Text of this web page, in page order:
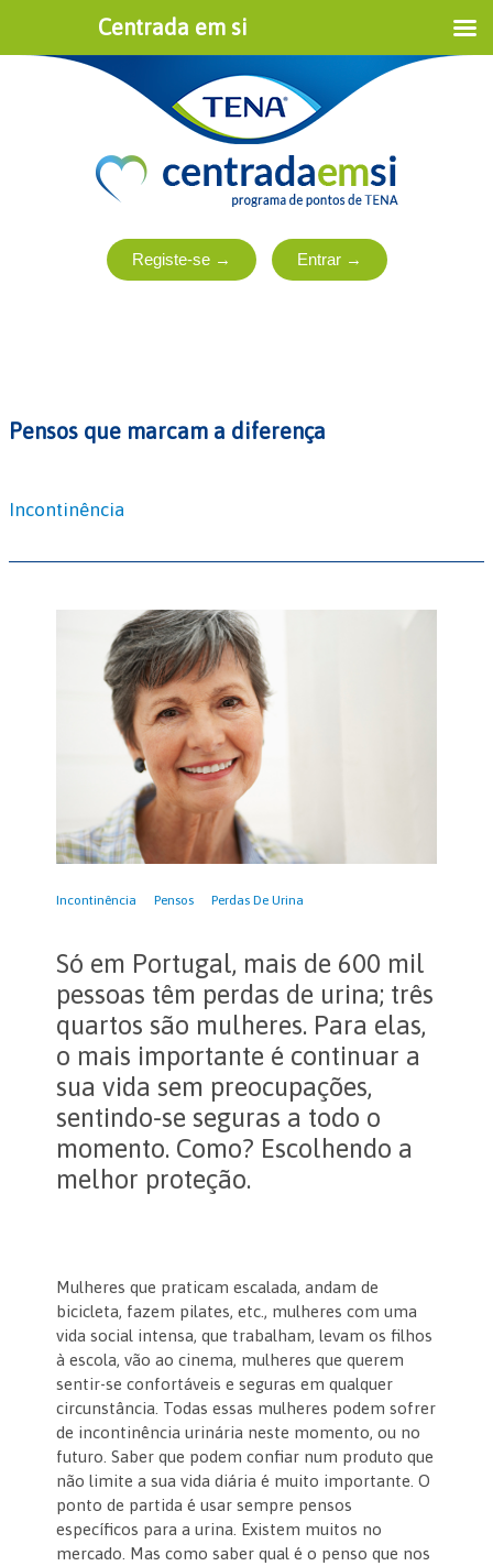
Pensos que marcam a diferença
Incontinência
Incontinência Pensos Perdas De Urina
Só em Portugal, mais de 600 mil
pessoas têm perdas de urina; três
quartos são mulheres. Para elas,
o mais importante é continuar a
sua vida sem preocupações,
sentindo-se seguras a todo o
momento. Como? Escolhendo a
melhor proteção.
Mulheres que praticam escalada, andam de
bicicleta, fazem pilates, etc., mulheres com uma
vida social intensa, que trabalham, levam os filhos
à escola, vão ao cinema, mulheres que querem
sentir-se confortáveis e seguras em qualquer
circunstância. Todas essas mulheres podem sofrer
de incontinência urinária neste momento, ou no
futuro. Saber que podem confiar num produto que
não limite a sua vida diária é muito importante. O
ponto de partida é usar sempre pensos
específicos para a urina. Existem muitos no
mercado. Mas como saber qual é o penso que nos
Centrada em si